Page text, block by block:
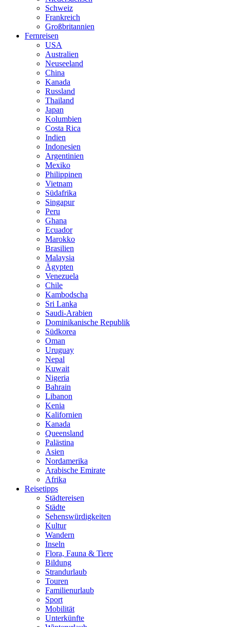
Schweiz
Frankreich
Großbritannien
Fernreisen
USA
Australien
Neuseeland
China
Kanada
Russland
Thailand
Japan
Kolumbien
Costa Rica
Indien
Indonesien
Argentinien
Mexiko
Philippinen
Vietnam
Südafrika
Singapur
Peru
Ghana
Ecuador
Marokko
Brasilien
Malaysia
Ägypten
Venezuela
Chile
Kambodscha
Sri Lanka
Saudi-Arabien
Dominikanische Republik
Südkorea
Oman
Uruguay
Nepal
Kuwait
Nigeria
Bahrain
Libanon
Kenia
Kalifornien
Kanada
Queensland
Palästina
Asien
Nordamerika
Arabische Emirate
Afrika
Reisetipps
Städtereisen
Städte
Sehenswürdigkeiten
Kultur
Wandern
Inseln
Flora, Fauna & Tiere
Bildung
Strandurlaub
Touren
Familienurlaub
Sport
Mobilität
Unterkünfte